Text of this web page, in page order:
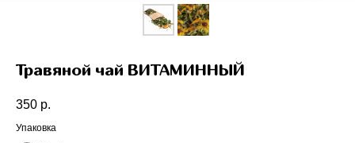
Травяной чай ВИТАМИННЫЙ
350 р.
Упаковка